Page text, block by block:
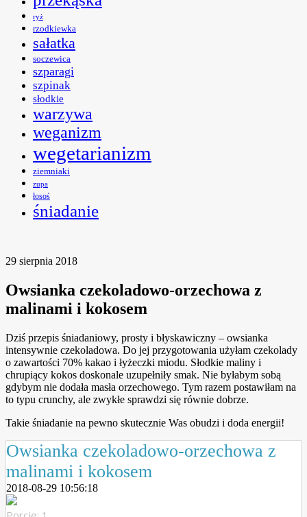
ryż
rzodkiewka
sałatka
soczewica
szparagi
szpinak
słodkie
warzywa
weganizm
wegetarianizm
ziemniaki
zupa
łosoś
śniadanie
29 sierpnia 2018
Owsianka czekoladowo-orzechowa z
malinami i kokosem
Dziś przepis śniadaniowy, prosty i błyskawiczny – owsianka
intensywnie czekoladowa. Do jej przygotowania użyłam czekolady
o zawartości 70% kakao i łyżeczki miodu. Słodkie maliny i
chrupiący kokos doskonale uzupełniły smak. Nie byłabym sobą
gdybym nie dodała masła orzechowego. Tym razem postawiłam na
to typu crunchy, ale zwykłe sprawdzi się równie dobrze.
Takie śniadanie na pewno skutecznie Was obudzi i doda energii!
Owsianka czekoladowo-orzechowa z
malinami i kokosem
2018-08-29 10:56:18